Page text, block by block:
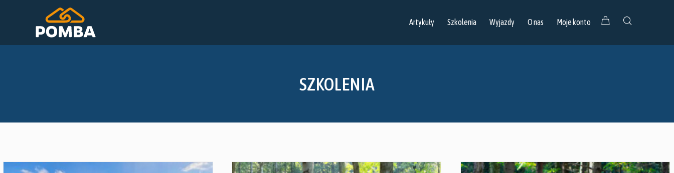
Artykuły Szkolenia Wyjazdy O nas Moje konto
SZKOLENIA